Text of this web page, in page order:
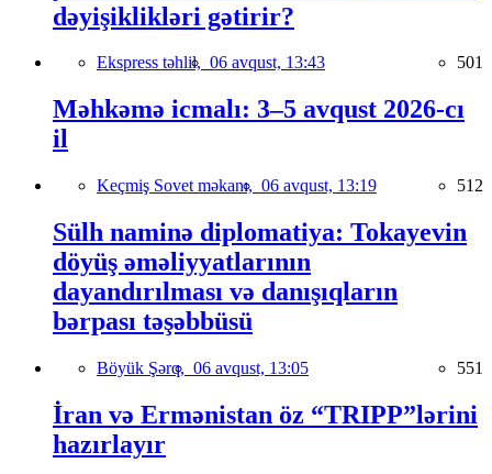
dəyişiklikləri gətirir?
Ekspress təhlil, 06 avqust, 13:43 501
Məhkəmə icmalı: 3–5 avqust 2026-cı
il
Keçmiş Sovet məkanı, 06 avqust, 13:19 512
Sülh naminə diplomatiya: Tokayevin
döyüş əməliyyatlarının
dayandırılması və danışıqların
bərpası təşəbbüsü
Böyük Şərq, 06 avqust, 13:05 551
İran və Ermənistan öz “TRIPP”lərini
hazırlayır